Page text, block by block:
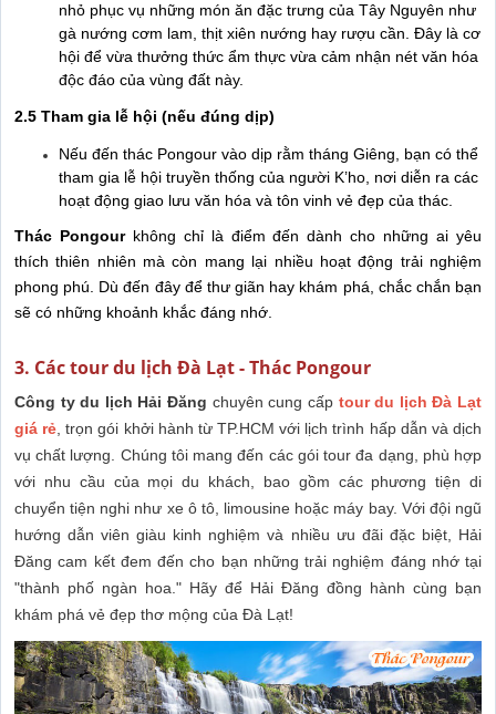
nhỏ phục vụ những món ăn đặc trưng của Tây Nguyên như
gà nướng cơm lam, thịt xiên nướng hay rượu cần. Đây là cơ
hội để vừa thưởng thức ẩm thực vừa cảm nhận nét văn hóa
độc đáo của vùng đất này.
2.5 Tham gia lễ hội (nếu đúng dịp)
Nếu đến thác Pongour vào dịp rằm tháng Giêng, bạn có thể
tham gia lễ hội truyền thống của người K’ho, nơi diễn ra các
hoạt động giao lưu văn hóa và tôn vinh vẻ đẹp của thác.
Thác Pongourkhông chỉ là điểm đến dành cho những ai yêu
thích thiên nhiên mà còn mang lại nhiều hoạt động trải nghiệm
phong phú. Dù đến đây để thư giãn hay khám phá, chắc chắn bạn
sẽ có những khoảnh khắc đáng nhớ.
3. Các tour du lịch Đà Lạt - Thác Pongour
Công ty du lịch Hải Đăng chuyên cung cấp tour du lịch Đà Lạt
giá rẻ, trọn gói khởi hành từ TP.HCM với lịch trình hấp dẫn và dịch
vụ chất lượng. Chúng tôi mang đến các gói tour đa dạng, phù hợp
với nhu cầu của mọi du khách, bao gồm các phương tiện di
chuyển tiện nghi như xe ô tô, limousine hoặc máy bay. Với đội ngũ
hướng dẫn viên giàu kinh nghiệm và nhiều ưu đãi đặc biệt, Hải
Đăng cam kết đem đến cho bạn những trải nghiệm đáng nhớ tại
"thành phố ngàn hoa." Hãy để Hải Đăng đồng hành cùng bạn
khám phá vẻ đẹp thơ mộng của Đà Lạt!